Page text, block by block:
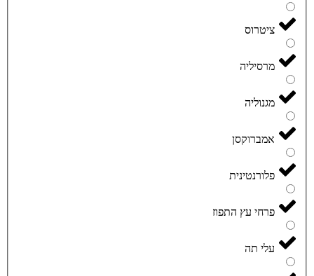
ציטרוס
מרסיליה
מגנוליה
אמברוקסן
פלורנטינית
פרחי עץ התפוז
עלי תה